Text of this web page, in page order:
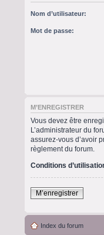
Nom d’utilisateur:
Mot de passe:
M’ENREGISTRER
Vous devez être
L’administrateur du
assurez-vous d’avoir
règlement du forum.
Conditions
M’enregistrer
Index du forum